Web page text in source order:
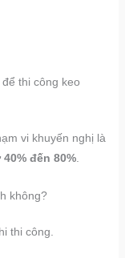
thi công keo
vi khuyến nghị là
đến 80%.
không?
thi công.